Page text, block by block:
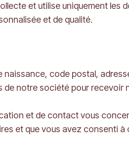
et utilise uniquement les
et de qualité.
code postal,
notre société pour recevoir
et de contact vous
et que vous avez consenti